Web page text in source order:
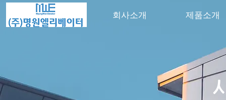
회사소개 제품소개